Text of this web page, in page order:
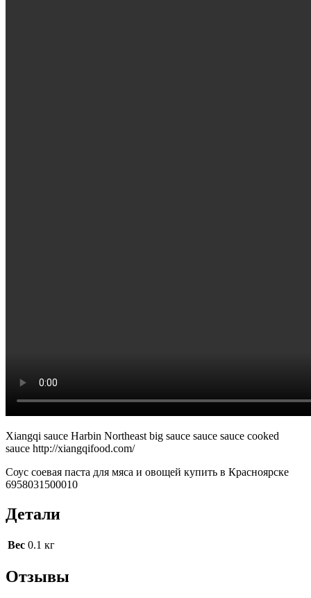
Xiangqi sauce Harbin Northeast big sauce sauce sauce cooked
sauce http://xiangqifood.com/
Соус соевая паста для мяса и овощей купить в Красноярске
6958031500010
Детали
Вес 0.1 кг
Отзывы